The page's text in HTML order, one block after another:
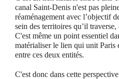
canal Saint-Denis n'est pas
réaménagement avec l’objectif
sein des territoires qu’il traverse,
C'est même un point essentiel
matérialiser le lien qui unit Paris
entre ces deux entités.
C'est donc dans cette